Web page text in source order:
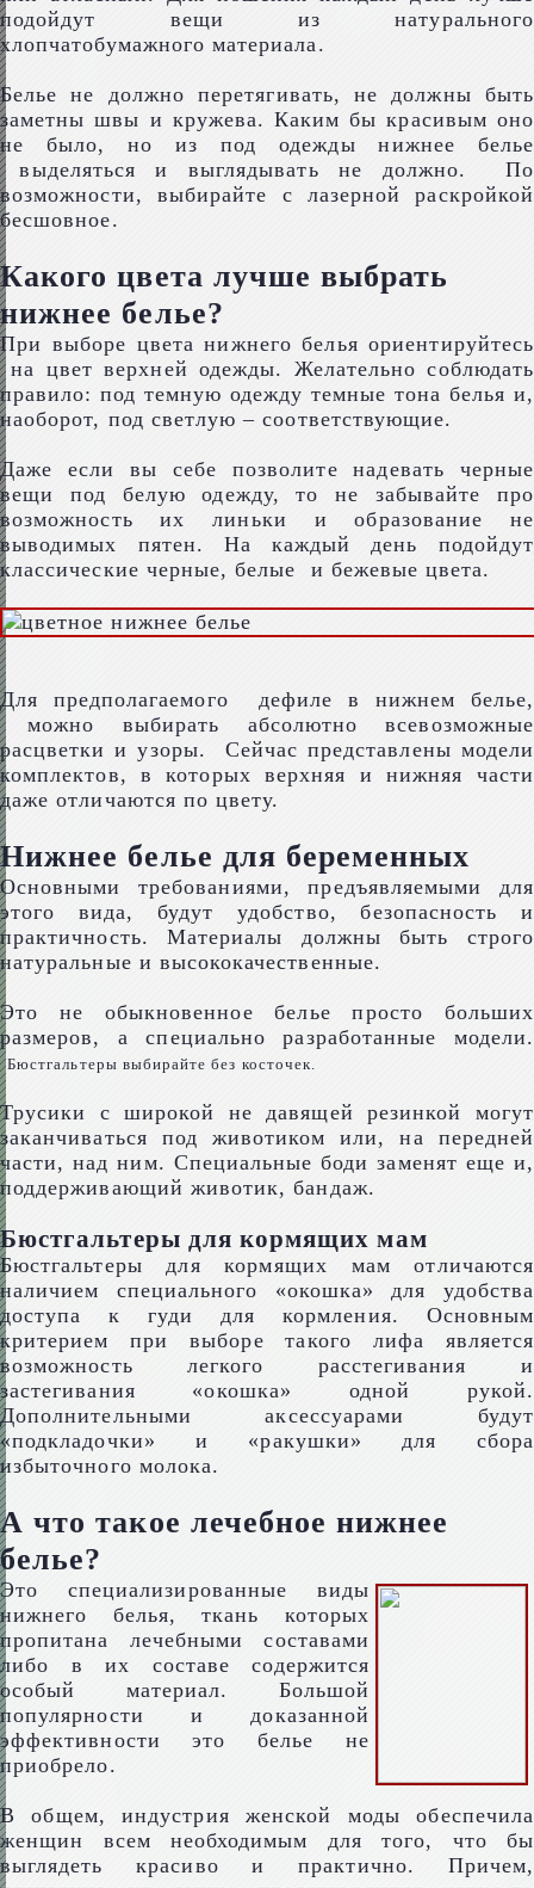
подойдут вещи из натурального
хлопчатобумажного материала.
Белье не должно перетягивать, не должны быть
заметны швы и кружева. Каким бы красивым оно
не было, но из под одежды нижнее белье
выделяться и выглядывать не должно. По
возможности, выбирайте с лазерной раскройкой
бесшовное.
Какого цвета лучше выбрать
нижнее белье?
При выборе цвета нижнего белья ориентируйтесь
на цвет верхней одежды. Желательно соблюдать
правило: под темную одежду темные тона белья и,
наоборот, под светлую – соответствующие.
Даже если вы себе позволите надевать черные
вещи под белую одежду, то не забывайте про
возможность их линьки и образование не
выводимых пятен. На каждый день подойдут
классические черные, белые и бежевые цвета.
Для предполагаемого дефиле в нижнем белье,
можно выбирать абсолютно всевозможные
расцветки и узоры. Сейчас представлены модели
комплектов, в которых верхняя и нижняя части
даже отличаются по цвету.
Нижнее белье для беременных
Основными требованиями, предъявляемыми для
этого вида, будут удобство, безопасность и
практичность. Материалы должны быть строго
натуральные и высококачественные.
Это не обыкновенное белье просто больших
размеров, а специально разработанные модели.
Бюстгальтеры выбирайте без косточек.
Трусики с широкой не давящей резинкой могут
заканчиваться под животиком или, на передней
части, над ним. Специальные боди заменят еще и,
поддерживающий животик, бандаж.
Бюстгальтеры для кормящих мам
Бюстгальтеры для кормящих мам отличаются
наличием специального «окошка» для удобства
доступа к гуди для кормления. Основным
критерием при выборе такого лифа является
возможность легкого расстегивания и
застегивания «окошка» одной рукой.
Дополнительными аксессуарами будут
«подкладочки» и «ракушки» для сбора
избыточного молока.
А что такое лечебное нижнее
белье?
Это специализированные виды
нижнего белья, ткань которых
пропитана лечебными составами
либо в их составе содержится
особый материал. Большой
популярности и доказанной
эффективности это белье не
приобрело.
В общем, индустрия женской моды обеспечила
женщин всем необходимым для того, что бы
выглядеть красиво и практично. Причем,